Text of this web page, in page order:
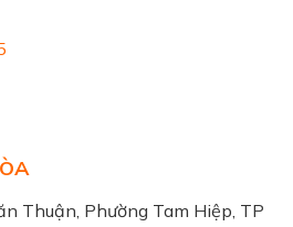
Thuận, Phường Tam Hiệp, TP